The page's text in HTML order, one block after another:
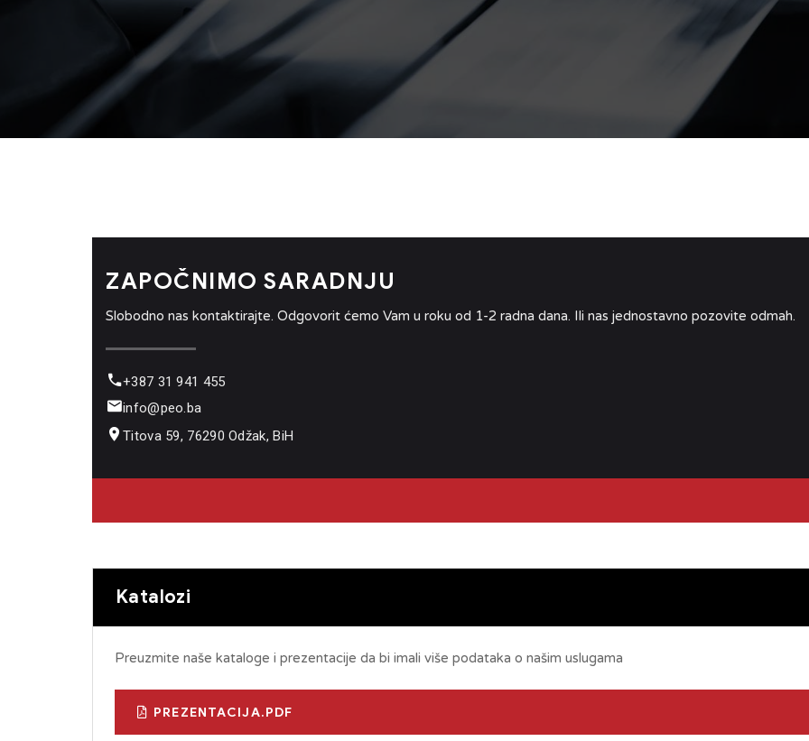
ZAPOČNIMO SARADNJU
Slobodno nas kontaktirajte. Odgovorit ćemo Vam u roku od 1-2 radna dana. Ili nas jednostavno pozovite odmah.
+387 31 941 455
info@peo.ba
Titova 59, 76290 Odžak, BiH
Katalozi
Preuzmite naše kataloge i prezentacije da bi imali više podataka o našim uslugama
PREZENTACIJA.PDF